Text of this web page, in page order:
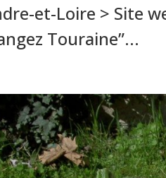
et-Loire > Site
Touraine”...